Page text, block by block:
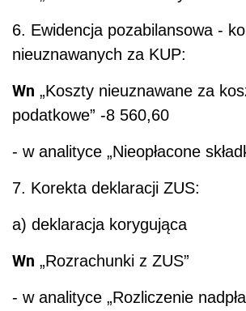
6. Ewidencja pozabilansowa -
nieuznawanych za KUP:
Wn „Koszty nieuznawane za
podatkowe” -8 560,60
- w analityce „Nieopłacone
7. Korekta deklaracji ZUS:
a) deklaracja korygująca
Wn „Rozrachunki z ZUS”
- w analityce „Rozliczenie